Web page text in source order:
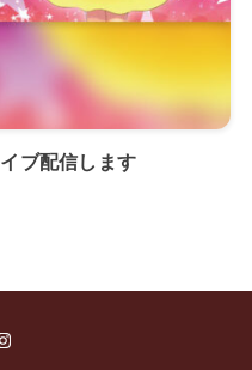
ブ配信します